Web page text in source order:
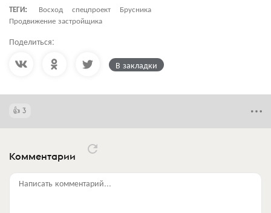
ТЕГИ:
Восход спецпроект
Брусника
Продвижение застройщика
Поделиться:
В закладки
3
Комментарии
Написать комментарий...